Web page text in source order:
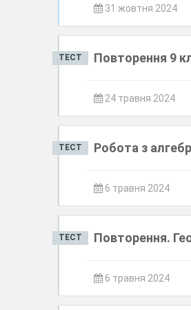
31 жовтня 2024
ТЕСТ Повторення 9
24 травня 2024
ТЕСТ Робота з
6 травня 2024
ТЕСТ Повторення.
6 травня 2024